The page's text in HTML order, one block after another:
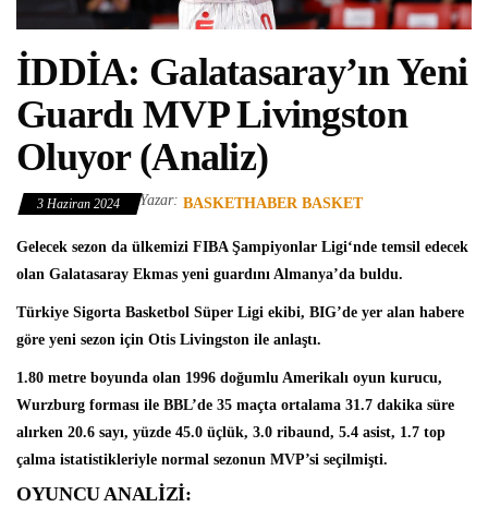
İDDİA: Galatasaray’ın Yeni
Guardı MVP Livingston
Oluyor (Analiz)
3 Haziran 2024 Yazar: BASKETHABER BASKET
Gelecek sezon da ülkemizi FIBA Şampiyonlar Ligi‘nde temsil edecek
olan Galatasaray Ekmas yeni guardını Almanya’da buldu.
Türkiye Sigorta Basketbol Süper Ligi ekibi, BIG’de yer alan habere
göre yeni sezon için Otis Livingston ile anlaştı.
1.80 metre boyunda olan 1996 doğumlu Amerikalı oyun kurucu,
Wurzburg forması ile BBL’de 35 maçta ortalama 31.7 dakika süre
alırken 20.6 sayı, yüzde 45.0 üçlük, 3.0 ribaund, 5.4 asist, 1.7 top
çalma istatistikleriyle normal sezonun MVP’si seçilmişti.
OYUNCU ANALİZİ: